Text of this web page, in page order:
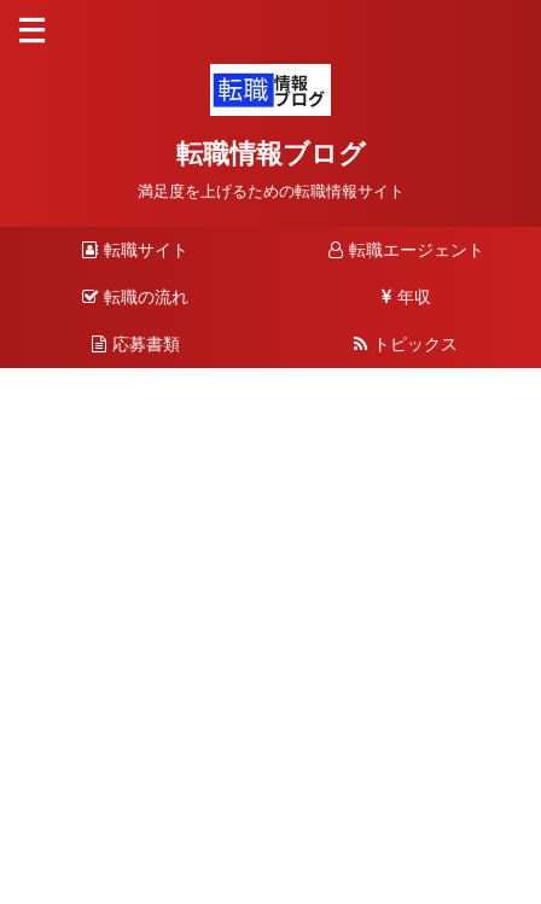
転職情報ブログ
満足度を上げるための転職情報サイト
転職サイト 転職エージェント
転職の流れ 年収
応募書類 トピックス